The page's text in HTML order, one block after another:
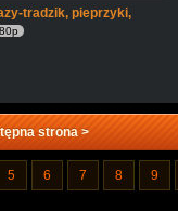
tradzik, pieprzyki,
strona >
5 6 7 8 9